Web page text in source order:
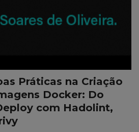
Práticas na Criação
Docker: Do
com Hadolint,